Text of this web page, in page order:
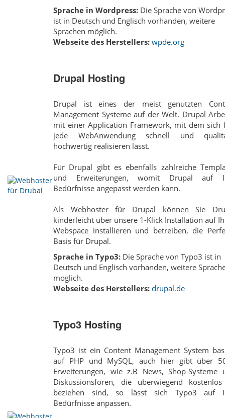
Sprache in Wordpress: Die Sprache von
ist in Deutsch und Englisch vorhanden, weitere
Sprachen möglich.
Webseite des Herstellers: wpde.org
Drupal Hosting
Drupal ist eines der meist genutzten
Management Systeme auf der Welt. Drupal
mit einer Application Framework, mit dem sich
jede Web­Anwendung schnell und
hochwertig realisieren lässt.
Für Drupal gibt es ebenfalls zahlreiche
und Erweiterungen, womit Drupal auf
Bedürfnisse angepasst werden kann.
Als Webhoster für Drupal können Sie
kinderleicht über unsere 1-Klick Installation auf
Webspace installieren und betreiben, die
Basis für Drupal.
Sprache in Typo3: Die Sprache von Typo3 ist in
Deutsch und Englisch vorhanden, weitere
möglich.
Webseite des Herstellers: drupal.de
Typo3 Hosting
Typo3 ist ein Content Management System
auf PHP und MySQL, auch hier gibt über
Erweiterungen, wie z.B News, Shop-Systeme
Diskussionsforen, die überwiegend
beziehen sind, so lässt sich Typo3 auf
Bedürfnisse anpassen.